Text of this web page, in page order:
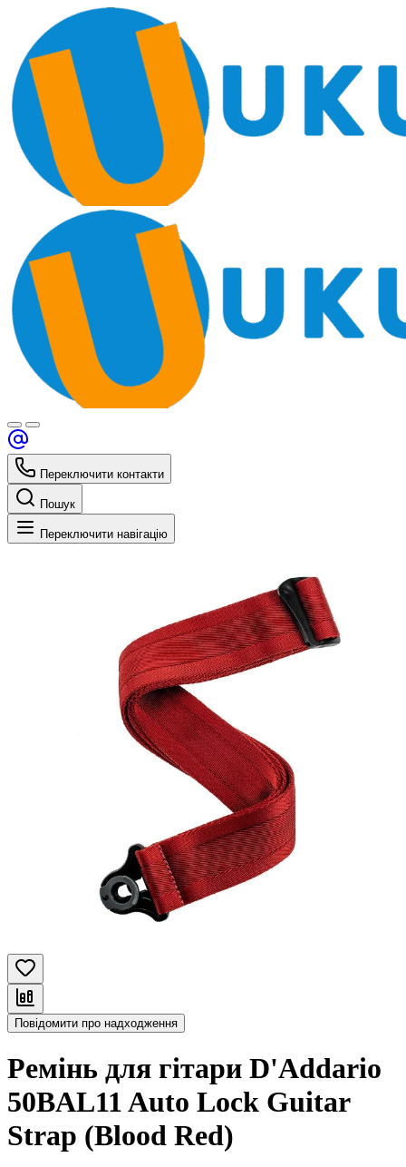
Переключити контакти
Пошук
Переключити навігацію
Повідомити про надходження
Ремінь для гітари D'Addario
50BAL11 Auto Lock Guitar
Strap (Blood Red)